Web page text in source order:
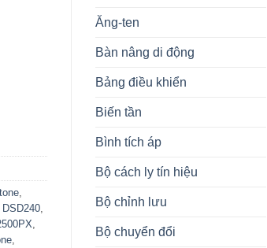
Ăng-ten
Bàn nâng di động
Bảng điều khiển
Biến tần
Bình tích áp
Bộ cách ly tín hiệu
Bộ chỉnh lưu
Bộ chuyển đổi
,
DSD240,
,
,